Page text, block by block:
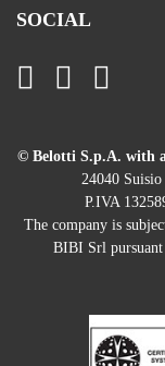
SOCIAL
© Belotti S.p.A. with
24040
P.IVA
The company is
BIBI Srl